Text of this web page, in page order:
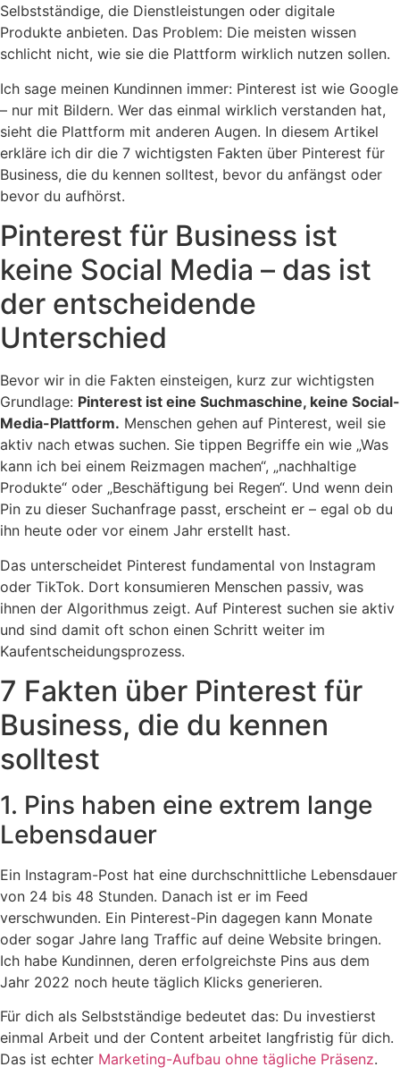
Selbstständige, die Dienstleistungen oder digitale
Produkte anbieten. Das Problem: Die meisten wissen
schlicht nicht, wie sie die Plattform wirklich nutzen sollen.
Ich sage meinen Kundinnen immer: Pinterest ist wie Google
– nur mit Bildern. Wer das einmal wirklich verstanden hat,
sieht die Plattform mit anderen Augen. In diesem Artikel
erkläre ich dir die 7 wichtigsten Fakten über Pinterest für
Business, die du kennen solltest, bevor du anfängst oder
bevor du aufhörst.
Pinterest für Business ist
keine Social Media – das ist
der entscheidende
Unterschied
Bevor wir in die Fakten einsteigen, kurz zur wichtigsten
Grundlage: Pinterest ist eine Suchmaschine, keine Social-
Media-Plattform. Menschen gehen auf Pinterest, weil sie
aktiv nach etwas suchen. Sie tippen Begriffe ein wie „Was
kann ich bei einem Reizmagen machen“, „nachhaltige
Produkte“ oder „Beschäftigung bei Regen“. Und wenn dein
Pin zu dieser Suchanfrage passt, erscheint er – egal ob du
ihn heute oder vor einem Jahr erstellt hast.
Das unterscheidet Pinterest fundamental von Instagram
oder TikTok. Dort konsumieren Menschen passiv, was
ihnen der Algorithmus zeigt. Auf Pinterest suchen sie aktiv
und sind damit oft schon einen Schritt weiter im
Kaufentscheidungsprozess.
7 Fakten über Pinterest für
Business, die du kennen
solltest
1. Pins haben eine extrem lange
Lebensdauer
Ein Instagram-Post hat eine durchschnittliche Lebensdauer
von 24 bis 48 Stunden. Danach ist er im Feed
verschwunden. Ein Pinterest-Pin dagegen kann Monate
oder sogar Jahre lang Traffic auf deine Website bringen.
Ich habe Kundinnen, deren erfolgreichste Pins aus dem
Jahr 2022 noch heute täglich Klicks generieren.
Für dich als Selbstständige bedeutet das: Du investierst
einmal Arbeit und der Content arbeitet langfristig für dich.
Das ist echter Marketing-Aufbau ohne tägliche Präsenz.